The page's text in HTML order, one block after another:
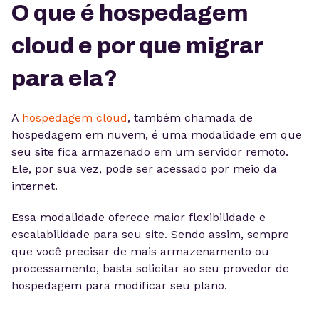
O que é hospedagem
cloud e por que migrar
para ela?
A hospedagem cloud, também chamada de
hospedagem em nuvem, é uma modalidade em que
seu site fica armazenado em um servidor remoto.
Ele, por sua vez, pode ser acessado por meio da
internet.
Essa modalidade oferece maior flexibilidade e
escalabilidade para seu site. Sendo assim, sempre
que você precisar de mais armazenamento ou
processamento, basta solicitar ao seu provedor de
hospedagem para modificar seu plano.